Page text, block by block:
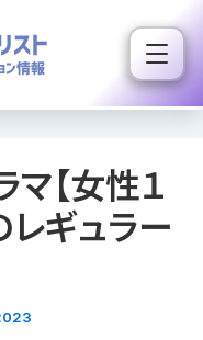
【女性１
レギュラー